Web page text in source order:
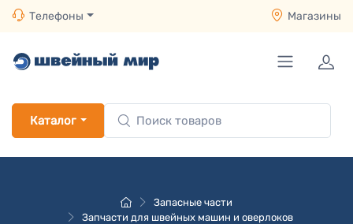
Телефоны Магазины
Каталог
Запасные части
Запчасти для швейных машин и оверлоков